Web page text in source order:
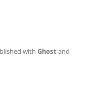
with Ghostand